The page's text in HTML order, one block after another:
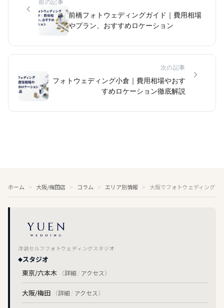
前の記事
前橋フォトウェディングガイド｜費用相場
やプラン、おすすめロケーション
次の記事
フォトウェディング小倉｜費用相場やおす
すめロケーション徹底解説
ホーム 大阪/梅田店 コラム エリア別情報 大阪でフォトウェディングす
洋装セルフフォトウェディングスタジオ
スタジオ
東京/六本木
（詳細 / アクセス）
大阪/梅田 （詳細 / アクセス）